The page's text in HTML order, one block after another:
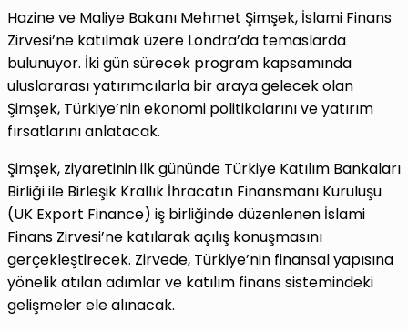
Hazine ve Maliye Bakanı Mehmet Şimşek, İslami Finans
Zirvesi’ne katılmak üzere Londra’da temaslarda
bulunuyor. İki gün sürecek program kapsamında
uluslararası yatırımcılarla bir araya gelecek olan
Şimşek, Türkiye’nin ekonomi politikalarını ve yatırım
fırsatlarını anlatacak.
Şimşek, ziyaretinin ilk gününde Türkiye Katılım Bankaları
Birliği ile Birleşik Krallık İhracatın Finansmanı Kuruluşu
(UK Export Finance) iş birliğinde düzenlenen İslami
Finans Zirvesi’ne katılarak açılış konuşmasını
gerçekleştirecek. Zirvede, Türkiye’nin finansal yapısına
yönelik atılan adımlar ve katılım finans sistemindeki
gelişmeler ele alınacak.